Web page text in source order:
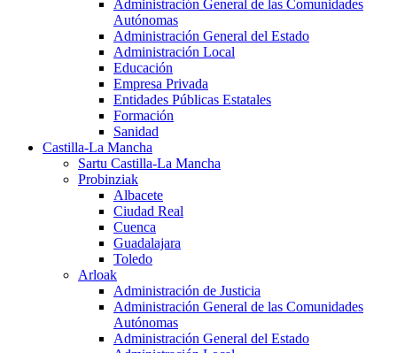
Administración General de las Comunidades
Autónomas
Administración General del Estado
Administración Local
Educación
Empresa Privada
Entidades Públicas Estatales
Formación
Sanidad
Castilla-La Mancha
Sartu Castilla-La Mancha
Probinziak
Albacete
Ciudad Real
Cuenca
Guadalajara
Toledo
Arloak
Administración de Justicia
Administración General de las Comunidades
Autónomas
Administración General del Estado